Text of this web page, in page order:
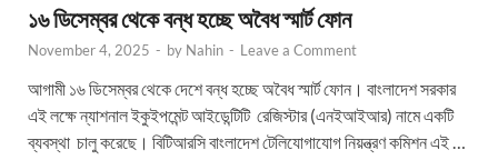
১৬ ডিসেম্বর থেকে বন্ধ হচ্ছে অবৈধ স্মার্ট ফোন
November 4, 2025 - by Nahin - Leave a Comment
আগামী ১৬ ডিসেম্বর থেকে দেশে বন্ধ হচ্ছে অবৈধ স্মার্ট ফোন। বাংলাদেশ সরকার
এই লক্ষে ন্যাশনাল ইকুইপমেন্ট আইডেন্টিটি রেজিস্টার (এনইআইআর) নামে একটি
ব্যবস্থা চালু করেছে। বিটিআরসি বাংলাদেশ টেলিযোগাযোগ নিয়ন্ত্রণ কমিশন এই …